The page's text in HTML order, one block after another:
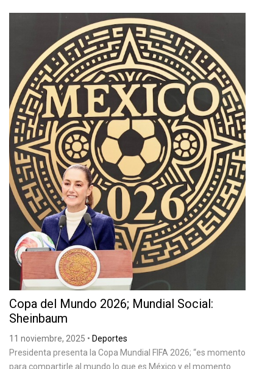
Copa del Mundo 2026; Mundial Social:
Sheinbaum
11 noviembre, 2025 • Deportes
Presidenta presenta la Copa Mundial FIFA 2026; “es momento
para compartirle al mundo lo que es México y el momento